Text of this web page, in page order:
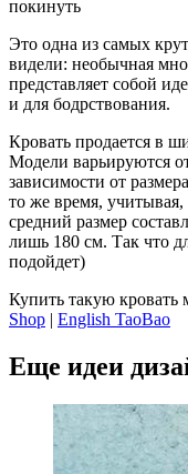
Это одна из самых
видели: необычная
представляет собой
и для бодрствования.
Кровать продается в
Модели варьируются
зависимости от
то же время, учитывая,
средний размер
лишь 180 см. Так что
подойдет)
Купить такую кровать
Shop | English TaoBao
Еще идеи